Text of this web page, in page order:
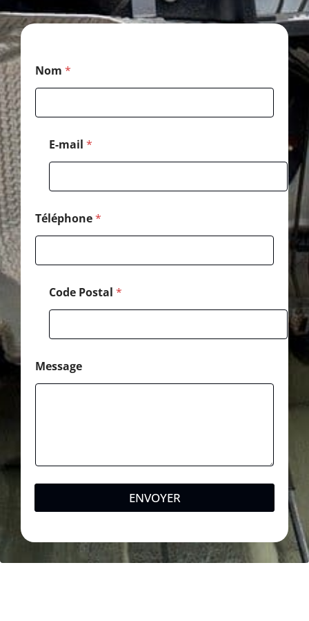
Nom *
E-mail *
*
T
o
e
*
Téléphone*
Code Postal *
Message
ENVOYER